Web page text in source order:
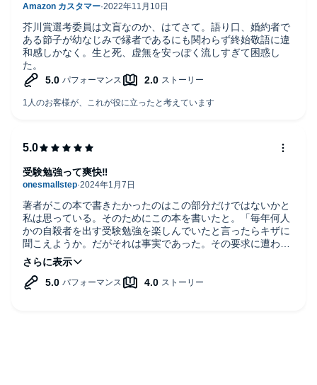
芥川賞選考委員は文盲なのか、はてさて。語り口、婚約者で
ある節子が幼なじみで縁者であるにも関わらず終始敬語に違
和感しかなく。生と死、虚無を安っぽく流しすぎて困惑し
た。
著者がこの本で書きたかったのはこの部分だけではないかと
私は思っている。そのためにこの本を書いたと。「毎年何人
かの自殺者を出す受験勉強を楽しんでいたと言ったらキザに
聞こえようか。だがそれは事実であった。その要求に遭わせ
て頭脳を訓練することそれは体操の選手が味わうであろうよ
うな爽快さを私に味あわせた。内容が何であれ私は私の若い
頭脳が機械のように性格に動作するそのことを楽しんだ」。
受験勉強って爽快‼︎